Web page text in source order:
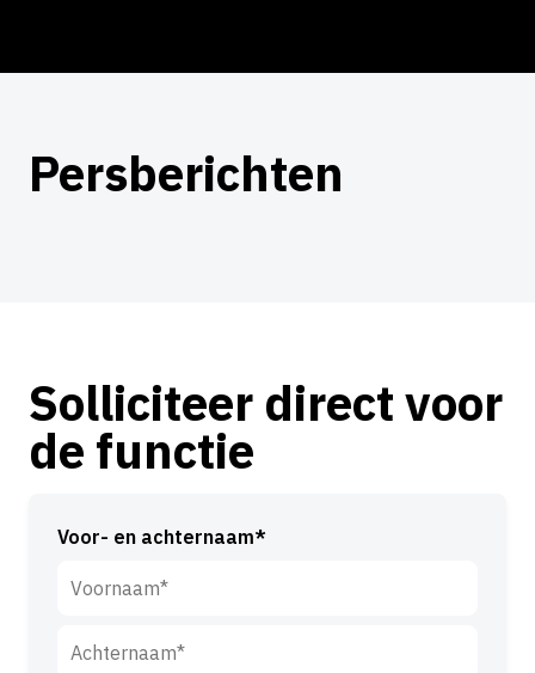
Persberichten
Solliciteer direct voor
de functie
Voor- en achternaam*